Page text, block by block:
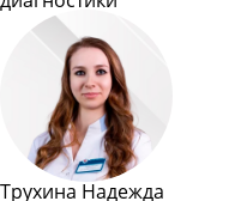
Трухина Надежда